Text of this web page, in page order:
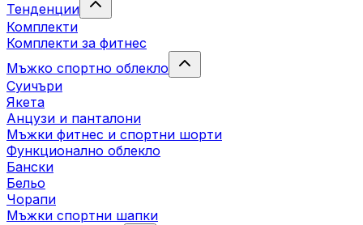
Тенденции
Комплекти
Комплекти за фитнес
Мъжко спортно облекло
Суичъри
Якета
Aнцузи и панталони
Mъжки фитнес и спортни шорти
Функционално облекло
Бански
Бельо
Чорапи
Mъжки спортни шапки